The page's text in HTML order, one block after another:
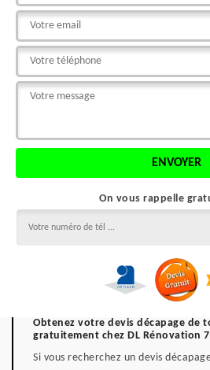
On vous rappelle
Obtenez votre devis décapage de
gratuitement chez DL Rénovation
Si vous recherchez un devis